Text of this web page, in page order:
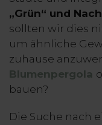
„Grün“ und
sollten wir dies
um ähnliche
zuhause
Blumenpergola
bauen?
Die Suche nach